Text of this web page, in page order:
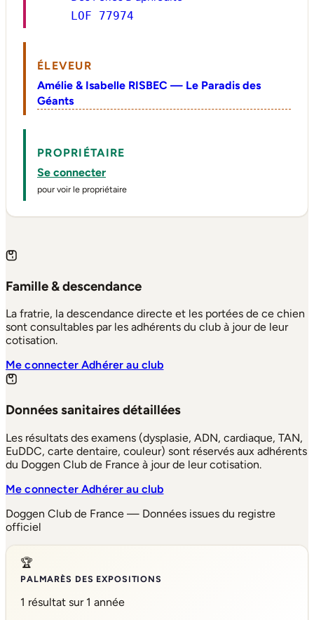
LOF 77974
ÉLEVEUR
Amélie & Isabelle RISBEC — Le Paradis des
Géants
PROPRIÉTAIRE
Se connecter
pour voir le propriétaire
Famille & descendance
La fratrie, la descendance directe et les portées de ce chien
sont consultables par les adhérents du club à jour de leur
cotisation.
Me connecterAdhérer au club
Données sanitaires détaillées
Les résultats des examens (dysplasie, ADN, cardiaque, TAN,
EuDDC, carte dentaire, couleur) sont réservés aux adhérents
du Doggen Club de France à jour de leur cotisation.
Me connecterAdhérer au club
Doggen Club de France — Données issues du registre
officiel
🏆
PALMARÈS DES EXPOSITIONS
1 résultat sur 1 année